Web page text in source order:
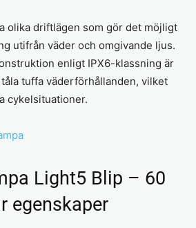
olika driftlägen som gör det möjligt
utifrån väder och omgivande ljus.
enligt IPX6-klassning är
tuffa väderförhållanden, vilket
cykelsituationer.
Light5 Blip – 60
egenskaper